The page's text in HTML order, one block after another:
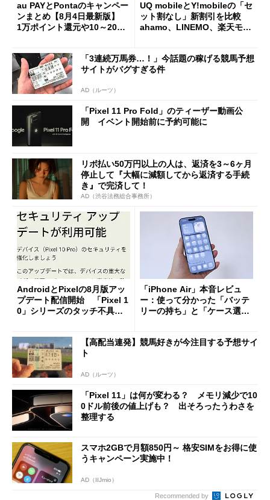
au PAYとPontaのキャンペー
ンまとめ【8月4日最新版】
1万ポイント還元や10～20％
UQ mobileとY!mobileの「セ
ット割なし」新割引を比較
ahamo、LINEMO、楽天モバ
「3連続万馬券…！」今話題の稼げる競馬予想
サイトがバグすぎる件
AD（ルーツ）
「Pixel 11 Pro Fold」のティーザー動画公
開 イベント開始前に予約可能に
リボ払い50万円以上の人は、返済を3～6ヶ月
停止して『大幅に減額してから返済する手続
き』で完済して！
AD（渋谷法務総合事務所）
AndroidとPixelの8月版アッ
プデート配信開始 「Pixel 1
0」シリーズのタッチ不具合
「iPhone Air」本音レビュ
ー：使って分かった「バッテ
リーの持ち」と「ケース選
【高配当連発】競馬好きが今注目する予想サイ
ト
AD（ルーツ）
「Pixel 11」は何が変わる？ メモリ減少で10
0ドル前後の値上げも？ 出そろったうわさを
整理する
スマホ2GBで月額850円～ 格安SIMをお得に使
うキャンペーン実施中！
AD（IIJmio）
Recommended by